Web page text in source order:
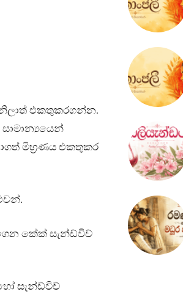
එකතුකරගන්න.
මිහ්‍රණය එකතුකර
කේක් සැන්ඩ්විච්
සැන්ඩ්විච්